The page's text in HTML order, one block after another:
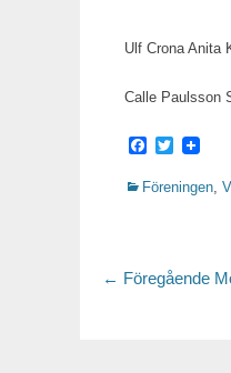
Ulf Crona Anita
Calle Paulsson
Facebook
Twitter
Kategorier
Föreningen,
← Föregående